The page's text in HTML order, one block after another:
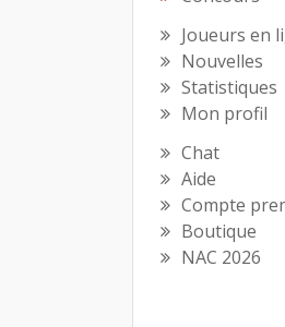
Joueurs en
Nouvelles
Statistiques
Mon profil
Chat
Aide
Compte
Boutique
NAC 2026